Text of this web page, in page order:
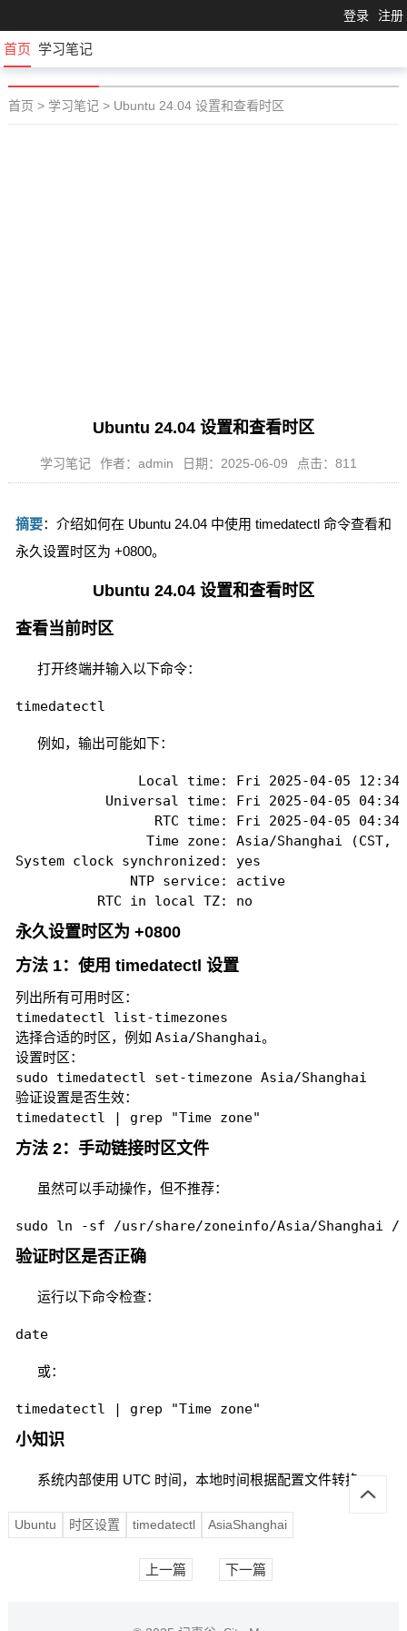
登录 注册
首页 学习笔记
首页 > 学习笔记 > Ubuntu 24.04 设置和查看时区
Ubuntu 24.04 设置和查看时区
学习笔记 作者：admin 日期：2025-06-09 点击：811
摘要：介绍如何在 Ubuntu 24.04 中使用 timedatectl 命令查看和
永久设置时区为 +0800。
Ubuntu 24.04 设置和查看时区
查看当前时区
打开终端并输入以下命令：
timedatectl
例如，输出可能如下：
Local time: Fri 2025-04-05
Universal time: Fri 2025-04-05
RTC time: Fri 2025-04-05
Time zone: Asia/Shanghai (CST,
System clock synchronized: yes
              NTP service: active
          RTC in local TZ: no
永久设置时区为 +0800
方法 1：使用 timedatectl 设置
列出所有可用时区：
timedatectl list-timezones
选择合适的时区，例如 Asia/Shanghai。
设置时区：
sudo timedatectl set-timezone Asia/Shanghai
验证设置是否生效：
timedatectl | grep "Time zone"
方法 2：手动链接时区文件
虽然可以手动操作，但不推荐：
sudo ln -sf /usr/share/zoneinfo/Asia/Shanghai
验证时区是否正确
运行以下命令检查：
date
或：
timedatectl | grep "Time zone"
小知识
系统内部使用 UTC 时间，本地时间根据配置文件转换。
Ubuntu 时区设置 timedatectl AsiaShanghai
上一篇 下一篇